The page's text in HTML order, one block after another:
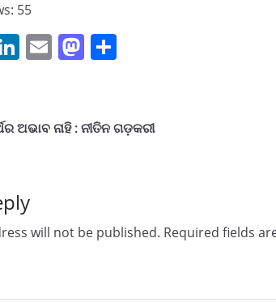
55
Li
e
E
l
M
o e
ଅଭାବ ନାହି : ନୀତିନ ଗଡ଼କରୀ
will not be published. Required fields